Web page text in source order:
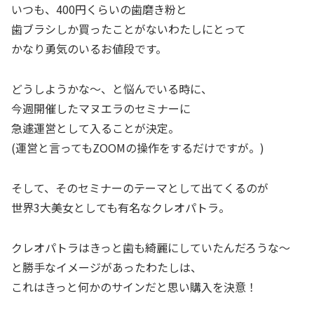
いつも、400円くらいの歯磨き粉と
歯ブラシしか買ったことがないわたしにとって
かなり勇気のいるお値段です。
どうしようかな～、と悩んでいる時に、
今週開催したマヌエラのセミナーに
急遽運営として入ることが決定。
(運営と言ってもZOOMの操作をするだけですが。)
そして、そのセミナーのテーマとして出てくるのが
世界3大美女としても有名なクレオパトラ。
クレオパトラはきっと歯も綺麗にしていたんだろうな～
と勝手なイメージがあったわたしは、
これはきっと何かのサインだと思い購入を決意！